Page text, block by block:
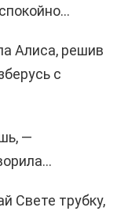
Алиса, решив
с
—
Свете трубку,